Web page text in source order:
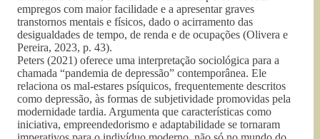
empregos com maior facilidade e a apresentar graves
transtornos mentais e físicos, dado o acirramento das
desigualdades de tempo, de renda e de ocupações (Olivera e
Pereira, 2023, p. 43).
Peters (2021) oferece uma interpretação sociológica para a
chamada “pandemia de depressão” contemporânea. Ele
relaciona os mal-estares psíquicos, frequentemente descritos
como depressão, às formas de subjetividade promovidas pela
modernidade tardia. Argumenta que características como
iniciativa, empreendedorismo e adaptabilidade se tornaram